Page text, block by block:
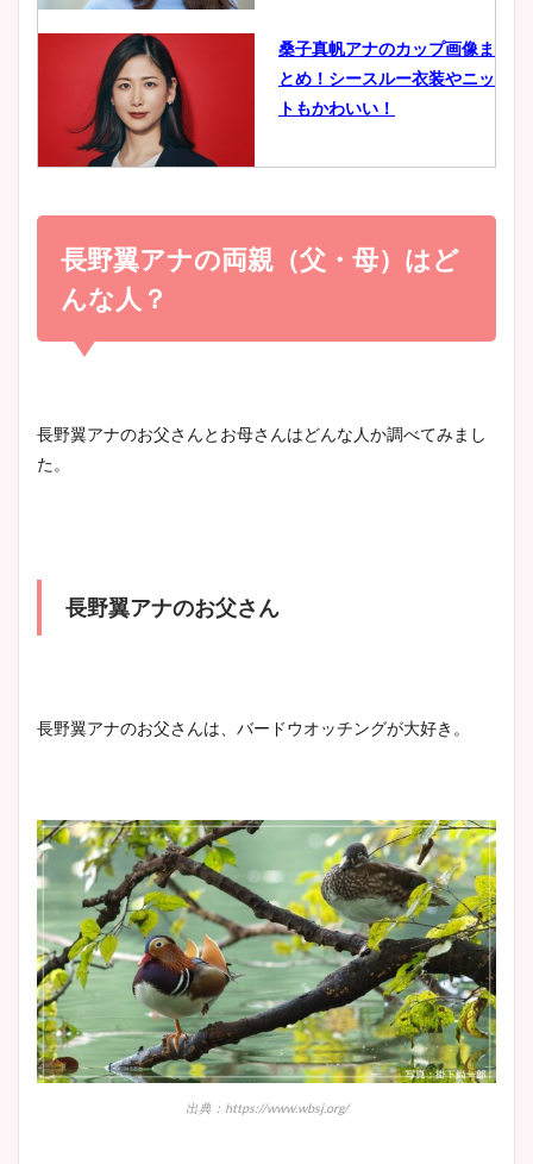
豊島実季アナのカップ画像ま
とめ！美脚や水着姿に年齢も
宇賀神メグアナのニット画像
池谷実悠アナのメガネ画像が
桑子真帆アナのカップ画像ま
とめ！シースルー衣装やニッ
トもかわいい！
小室瑛莉子のカップ画像まと
め！足が美脚でニット衣装も
かわいい！
wikiプロフもチェック！
wikiプロフも！
安藤萌々アナのカップ画像や
鈴木唯の太ってた時の体重が
ヤバすぎww原因や痩せたダ
イエット方は？昔と現在を画
像比較！
豊島実季アナのカップ画像ま
とめ！美脚や水着姿に年齢も
調査！
長野翼アナの両親（父・母）はど
んな人？
長野翼アナのお父さんとお母さんはどんな人か調べてみまし
た。
長野翼アナのお父さん
長野翼アナのお父さんは、バードウオッチングが大好き。
出典：https://www.wbsj.org/